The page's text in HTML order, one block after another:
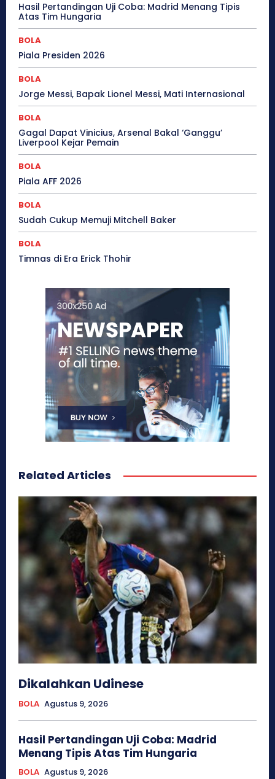
Hasil Pertandingan Uji Coba: Madrid Menang Tipis
Atas Tim Hungaria
BOLA
Piala Presiden 2026
BOLA
Jorge Messi, Bapak Lionel Messi, Mati Internasional
BOLA
Gagal Dapat Vinicius, Arsenal Bakal ‘Ganggu’
Liverpool Kejar Pemain
BOLA
Piala AFF 2026
BOLA
Sudah Cukup Memuji Mitchell Baker
BOLA
Timnas di Era Erick Thohir
Related Articles
Dikalahkan Udinese
BOLA Agustus 9, 2026
Hasil Pertandingan Uji Coba: Madrid
Menang Tipis Atas Tim Hungaria
BOLA Agustus 9, 2026